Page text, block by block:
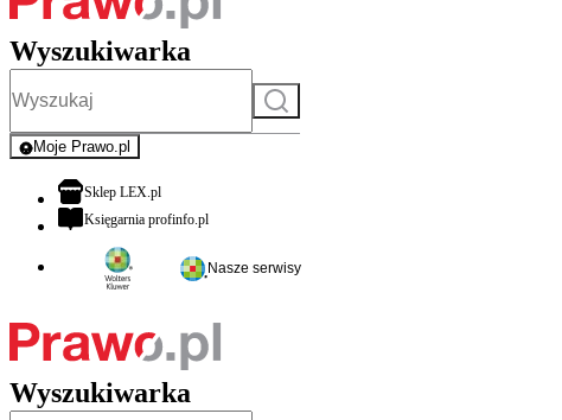
Wyszukiwarka
Szukaj
Moje Prawo.pl
- rejestracja i logowanie do serwisu
Sklep LEX.plotwiera się w nowej karcie
Księgarnia profinfo.plotwiera się w nowej karcie
Nasze serwisy
Wyszukiwarka